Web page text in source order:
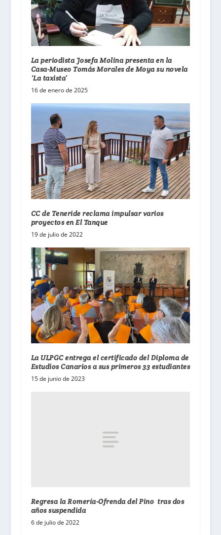
La periodista Josefa Molina presenta en la
Casa-Museo Tomás Morales de Moya su novela
‘La taxista’
16 de enero de 2025
CC de Teneride reclama impulsar varios
proyectos en El Tanque
19 de julio de 2022
La ULPGC entrega el certificado del Diploma de
Estudios Canarios a sus primeros 33 estudiantes
15 de junio de 2023
Regresa la Romería-Ofrenda del Pino tras dos
años suspendida
6 de julio de 2022